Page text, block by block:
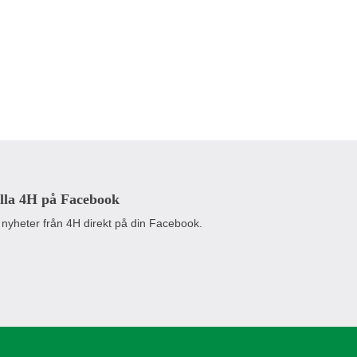
4H på Facebook
från 4H direkt på din Facebook.